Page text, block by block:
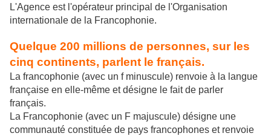
L'Agence est l'opérateur principal de l'Organisation
internationale de la Francophonie.
Quelque 200 millions de personnes, sur les
cinq continents, parlent le français.
La francophonie (avec un f minuscule) renvoie à la langue
française en elle-même et désigne le fait de parler
français.
La Francophonie (avec un F majuscule) désigne une
communauté constituée de pays francophones et renvoie